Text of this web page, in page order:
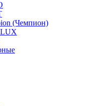
(Чемпион)